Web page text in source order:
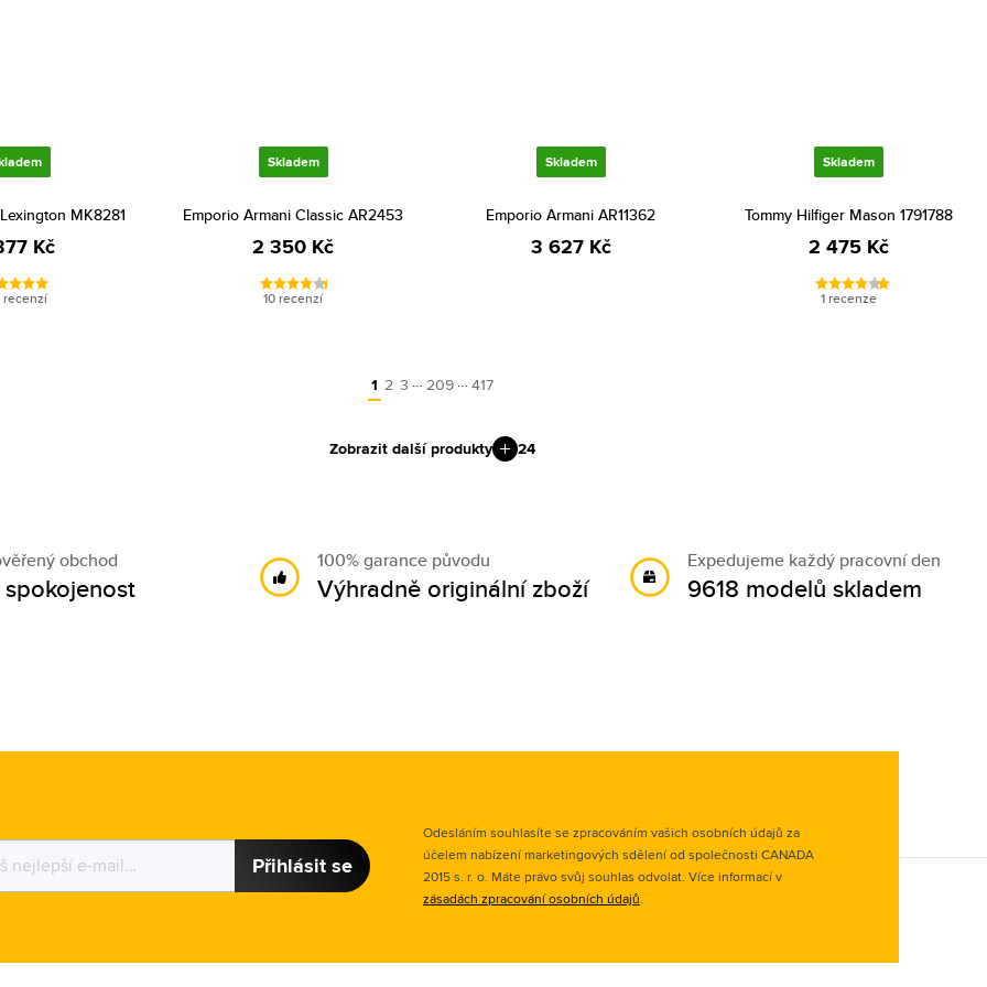
MK8281
Kč
recenzí
Skladem
Emporio Armani Classic AR2453
2 350 Kč
10 recenzí
Skladem
Emporio Armani AR11362
3 627 Kč
Skladem
Tommy Hilfiger Mason 1791788
2 475 Kč
1 recenze
1 2 3 … 209 … 417
Zobrazit další produkty 24
obchod
spokojenost
100% garance původu
Výhradně originální zboží
Expedujeme každý pracovní den
9618 modelů skladem
Přihlásit se
Odesláním souhlasíte se zpracováním vašich osobních údajů za
účelem nabízení marketingových sdělení od společnosti CANADA
2015 s. r. o. Máte právo svůj souhlas odvolat. Více informací v
zásadách zpracování osobních údajů.